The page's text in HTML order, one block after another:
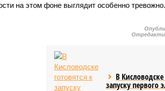
на этом фоне выглядит особенно тревожно.
В
запуску первого